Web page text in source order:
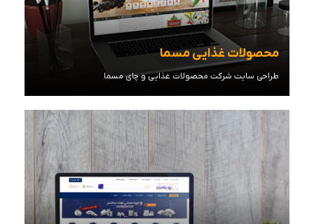
محصولات غذایی مسما
طراحی سایت شرکت محصولات غذایی و چای مسما
مشاهده توضیحات